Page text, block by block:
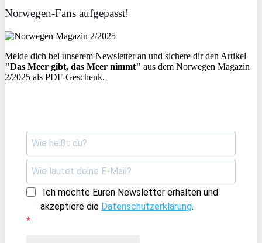
Norwegen-Fans aufgepasst!
Melde dich bei unserem Newsletter an und sichere dir den Artikel
"Das Meer gibt, das Meer nimmt" aus dem Norwegen Magazin
2/2025 als PDF-Geschenk.
Ich möchte Euren Newsletter erhalten und
akzeptiere die Datenschutzerklärung.